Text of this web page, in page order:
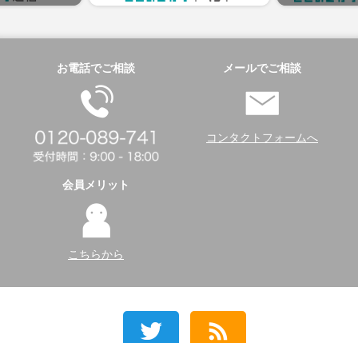
お電話でご相談 メールでご相談
コンタクトフォームへ
会員メリット
こちらから